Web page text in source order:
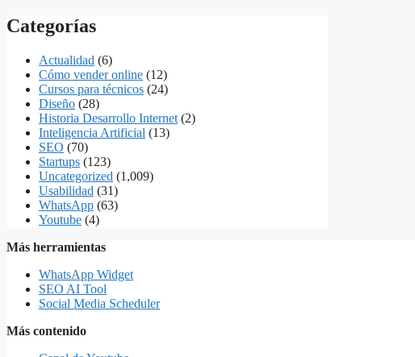
Categorías
Actualidad (6)
Cómo vender online (12)
Cursos para técnicos (24)
Diseño (28)
Historia Desarrollo Internet (2)
Inteligencia Artificial (13)
SEO (70)
Startups (123)
Uncategorized (1,009)
Usabilidad (31)
WhatsApp (63)
Youtube (4)
Más herramientas
WhatsApp Widget
SEO AI Tool
Social Media Scheduler
Más contenido